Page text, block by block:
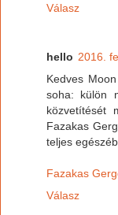
Válasz
hello 2016.
Kedves
soha: külön
közvetítését
Fazakas
teljes
Fazakas
Válasz